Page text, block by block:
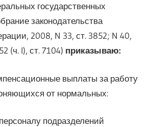
государственных
законодательства
2008, N 33, ст. 3852; N 40,
(ч. I), ст. 7104) приказываю:
выплаты за работу
от нормальных:
подразделений